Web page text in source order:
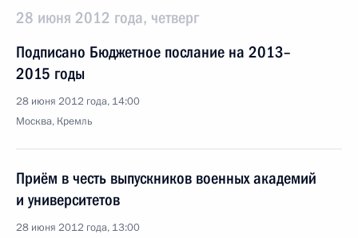
28 июня 2012 года, четверг
Подписано Бюджетное послание на 2013–
2015 годы
28 июня 2012 года, 14:00
Москва, Кремль
Приём в честь выпускников военных академий
и университетов
28 июня 2012 года, 13:00